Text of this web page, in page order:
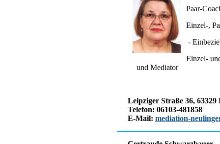
Paar-
Einzel-,
-
Einzel-
und Mediator
Leipziger Straße 36, 63329
Telefon: 06103-481858
E-Mail: mediation-